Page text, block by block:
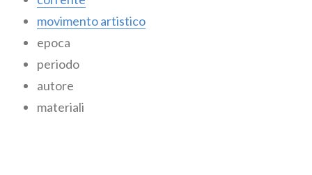
movimento artistico
epoca
periodo
autore
materiali